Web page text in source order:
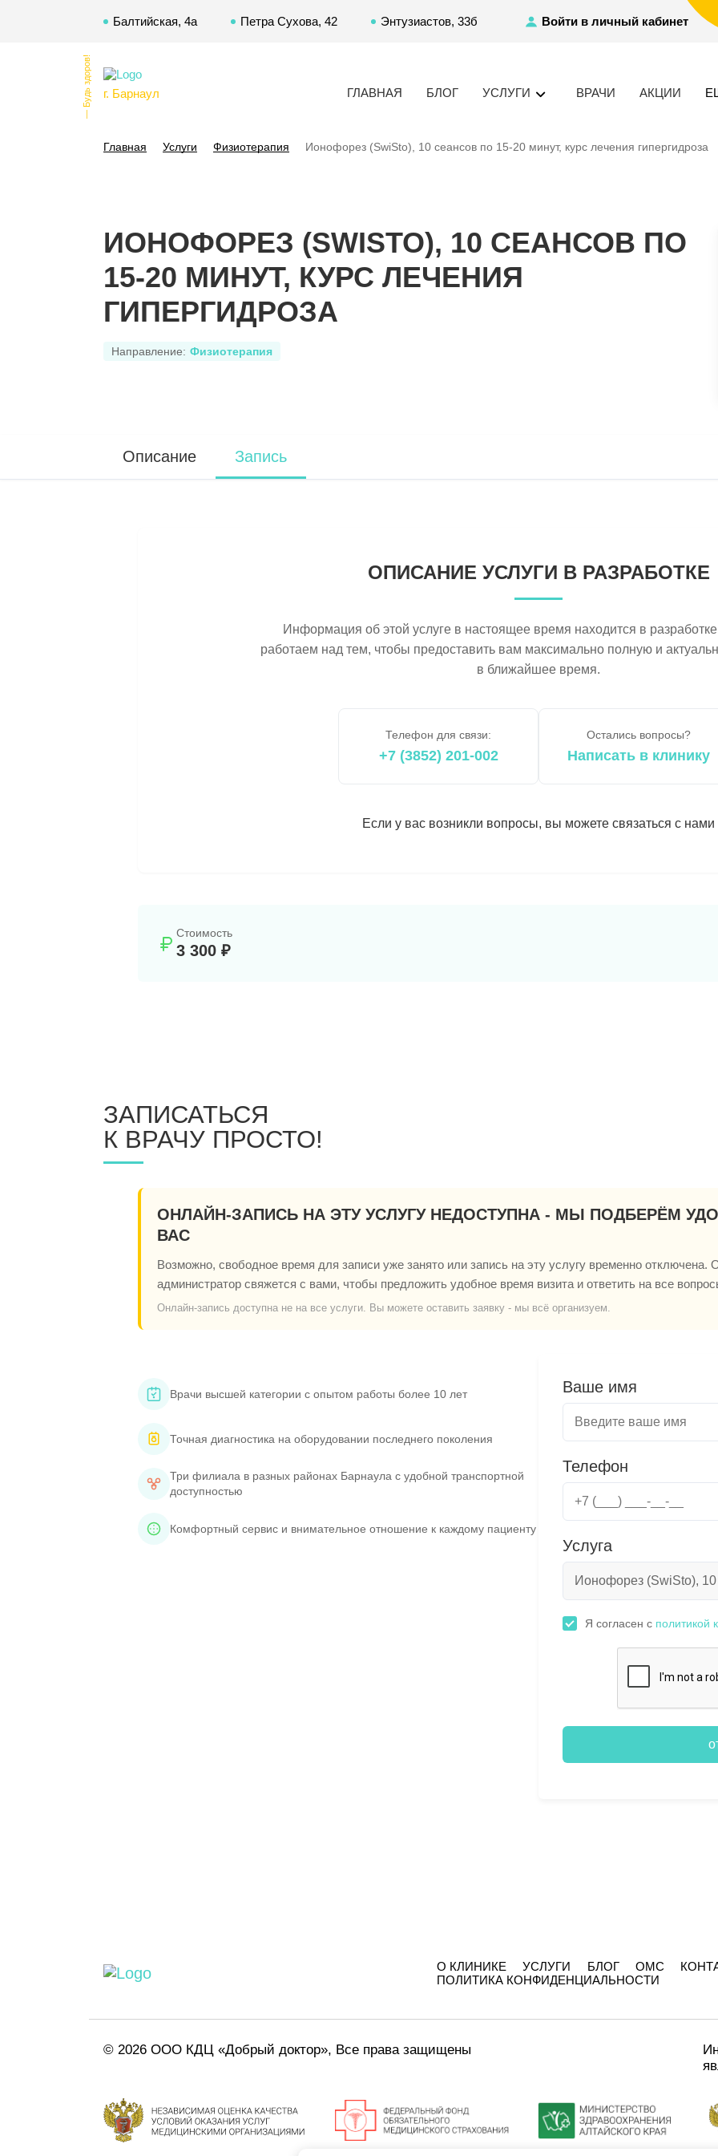
— Будь здоров! г. Барнаул ГЛАВНАЯ БЛОГ УСЛУГИ ВРАЧИ АКЦИИ
Балтийская, 4а Петра Сухова, 42 Энтузиастов, 33б Войти в личный кабинет
Главная Услуги Физиотерапия Ионофорез (SwiSto), 10 сеансов по 15-20 минут, курс лечения гипергидроза
ИОНОФОРЕЗ (SWISTO), 10 СЕАНСОВ ПО
15-20 МИНУТ, КУРС ЛЕЧЕНИЯ
ГИПЕРГИДРОЗА
Направление: Физиотерапия
Описание Запись
ОПИСАНИЕ УСЛУГИ В РАЗРАБОТКЕ
Информация об этой услуге в настоящее время находится в
работаем над тем, чтобы предоставить вам максимально полную и
в ближайшее время.
Телефон для связи:
+7 (3852) 201-002
Остались вопросы?
Написать в клинику
Если у вас возникли вопросы, вы можете связаться с нами
Стоимость
3 300 ₽
ЗАПИСАТЬСЯ
К ВРАЧУ ПРОСТО!
ОНЛАЙН-ЗАПИСЬ НА ЭТУ УСЛУГУ НЕДОСТУПНА - МЫ ПОДБЕРЁМ
ВАС
Возможно, свободное время для записи уже занято или запись на эту услугу временно отключена.
администратор свяжется с вами, чтобы предложить удобное время визита и ответить на все
Онлайн-запись доступна не на все услуги. Вы можете оставить заявку - мы всё организуем.
Врачи высшей категории с опытом работы более 10 лет
Точная диагностика на оборудовании последнего поколения
Три филиала в разных районах Барнаула с удобной транспортной
доступностью
Комфортный сервис и внимательное отношение к каждому пациенту
Ваше имя
Телефон
Услуга
Я согласен с политикой
О КЛИНИКЕ УСЛУГИ БЛОГ ОМС
ПОЛИТИКА КОНФИДЕНЦИАЛЬНОСТИ
© 2026 ООО КДЦ «Добрый доктор», Все права защищены